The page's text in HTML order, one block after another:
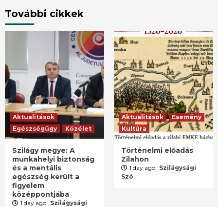
További cikkek
Aktualitások
Egészségügy
Közélet
Szilágy megye: A
munkahelyi biztonság
és a mentális
egészség került a
figyelem
középpontjába
1 day ago Szilágysági
Aktualitások
Esemény
Kultúra
Történelmi előadás
Zilahon
1 day ago Szilágysági
Szó